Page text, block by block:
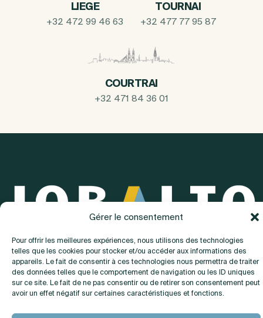
Gérer le consentement
Pour offrir les meilleures expériences, nous utilisons des technologies
telles que les cookies pour stocker et/ou accéder aux informations des
appareils. Le fait de consentir à ces technologies nous permettra de traiter
des données telles que le comportement de navigation ou les ID uniques
sur ce site. Le fait de ne pas consentir ou de retirer son consentement peut
avoir un effet négatif sur certaines caractéristiques et fonctions.
LIEGE
+32 472 99 46 63
TOURNAI
+32 477 77 95 87
COURTRAI
+32 471 84 36 01
A propos
Contact